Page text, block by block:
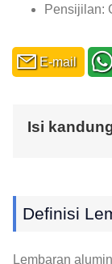
Pensijilan:
E-mail
Isi
Definisi
Lembaran